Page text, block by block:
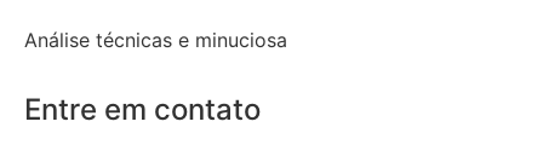
Análise técnicas e minuciosa
Entre em contato